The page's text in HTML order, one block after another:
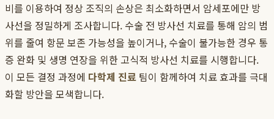
비를 이용하여 정상 조직의 손상은 최소화하면서 암세포에만 방
사선을 정밀하게 조사합니다. 수술 전 방사선 치료를 통해 암의 범
위를 줄여 항문 보존 가능성을 높이거나, 수술이 불가능한 경우 통
증 완화 및 생명 연장을 위한 고식적 방사선 치료를 시행합니다.
이 모든 결정 과정에 다학제 진료 팀이 함께하여 치료 효과를 극대
화할 방안을 모색합니다.